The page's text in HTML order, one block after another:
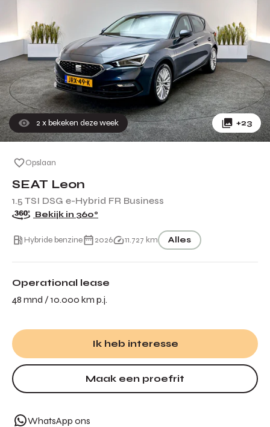
2 x bekeken deze week +23
Opslaan
SEAT Leon
1.5 TSI DSG e-Hybrid FR Business
Bekijk in 360°
Hybride benzine 2026 11.727 km Alles
Operational lease
48 mnd / 10.000 km p.j.
Ik heb interesse
Maak een proefrit
WhatsApp ons